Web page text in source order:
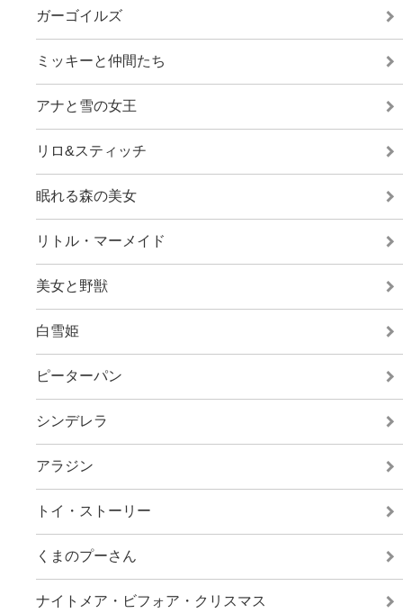
ガーゴイルズ
ミッキーと仲間たち
アナと雪の女王
リロ&スティッチ
眠れる森の美女
リトル・マーメイド
美女と野獣
白雪姫
ピーターパン
シンデレラ
アラジン
トイ・ストーリー
くまのプーさん
ナイトメア・ビフォア・クリスマス